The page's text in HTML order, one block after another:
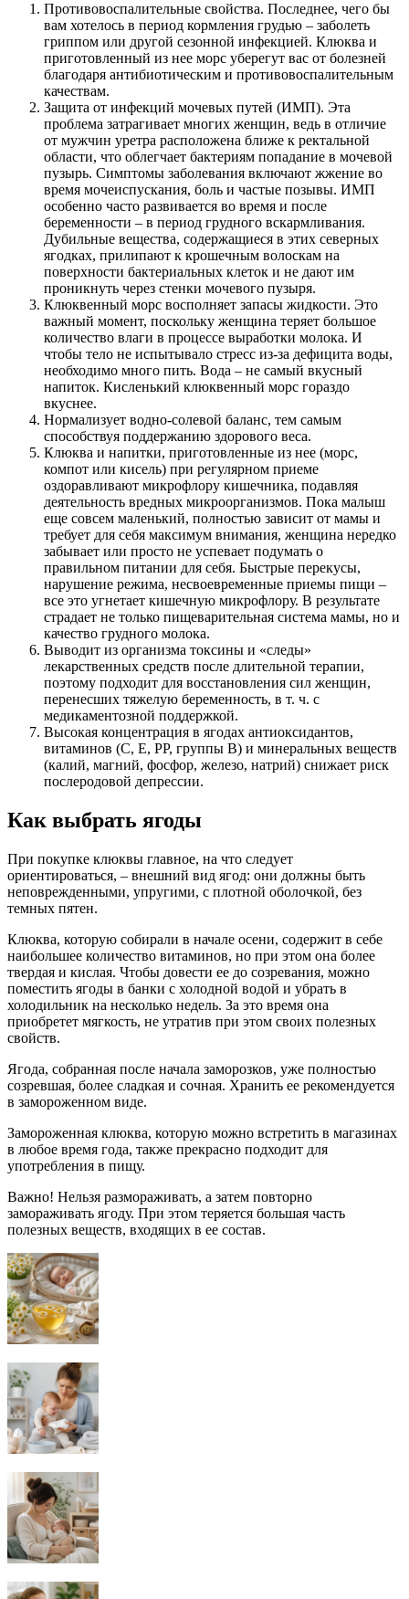
Противовоспалительные свойства. Последнее, чего бы
вам хотелось в период кормления грудью – заболеть
гриппом или другой сезонной инфекцией. Клюква и
приготовленный из нее морс уберегут вас от болезней
благодаря антибиотическим и противовоспалительным
качествам.
Защита от инфекций мочевых путей (ИМП). Эта
проблема затрагивает многих женщин, ведь в отличие
от мужчин уретра расположена ближе к ректальной
области, что облегчает бактериям попадание в мочевой
пузырь. Симптомы заболевания включают жжение во
время мочеиспускания, боль и частые позывы. ИМП
особенно часто развивается во время и после
беременности – в период грудного вскармливания.
Дубильные вещества, содержащиеся в этих северных
ягодках, прилипают к крошечным волоскам на
поверхности бактериальных клеток и не дают им
проникнуть через стенки мочевого пузыря.
Клюквенный морс восполняет запасы жидкости. Это
важный момент, поскольку женщина теряет большое
количество влаги в процессе выработки молока. И
чтобы тело не испытывало стресс из-за дефицита воды,
необходимо много пить. Вода – не самый вкусный
напиток. Кисленький клюквенный морс гораздо
вкуснее.
Нормализует водно-солевой баланс, тем самым
способствуя поддержанию здорового веса.
Клюква и напитки, приготовленные из нее (морс,
компот или кисель) при регулярном приеме
оздоравливают микрофлору кишечника, подавляя
деятельность вредных микроорганизмов. Пока малыш
еще совсем маленький, полностью зависит от мамы и
требует для себя максимум внимания, женщина нередко
забывает или просто не успевает подумать о
правильном питании для себя. Быстрые перекусы,
нарушение режима, несвоевременные приемы пищи –
все это угнетает кишечную микрофлору. В результате
страдает не только пищеварительная система мамы, но и
качество грудного молока.
Выводит из организма токсины и «следы»
лекарственных средств после длительной терапии,
поэтому подходит для восстановления сил женщин,
перенесших тяжелую беременность, в т. ч. с
медикаментозной поддержкой.
Высокая концентрация в ягодах антиоксидантов,
витаминов (C, E, PP, группы B) и минеральных веществ
(калий, магний, фосфор, железо, натрий) снижает риск
послеродовой депрессии.
Как выбрать ягоды
При покупке клюквы главное, на что следует
ориентироваться, – внешний вид ягод: они должны быть
неповрежденными, упругими, с плотной оболочкой, без
темных пятен.
Клюква, которую собирали в начале осени, содержит в себе
наибольшее количество витаминов, но при этом она более
твердая и кислая. Чтобы довести ее до созревания, можно
поместить ягоды в банки с холодной водой и убрать в
холодильник на несколько недель. За это время она
приобретет мягкость, не утратив при этом своих полезных
свойств.
Ягода, собранная после начала заморозков, уже полностью
созревшая, более сладкая и сочная. Хранить ее рекомендуется
в замороженном виде.
Замороженная клюква, которую можно встретить в магазинах
в любое время года, также прекрасно подходит для
употребления в пищу.
Важно! Нельзя размораживать, а затем повторно
замораживать ягоду. При этом теряется большая часть
полезных веществ, входящих в ее состав.